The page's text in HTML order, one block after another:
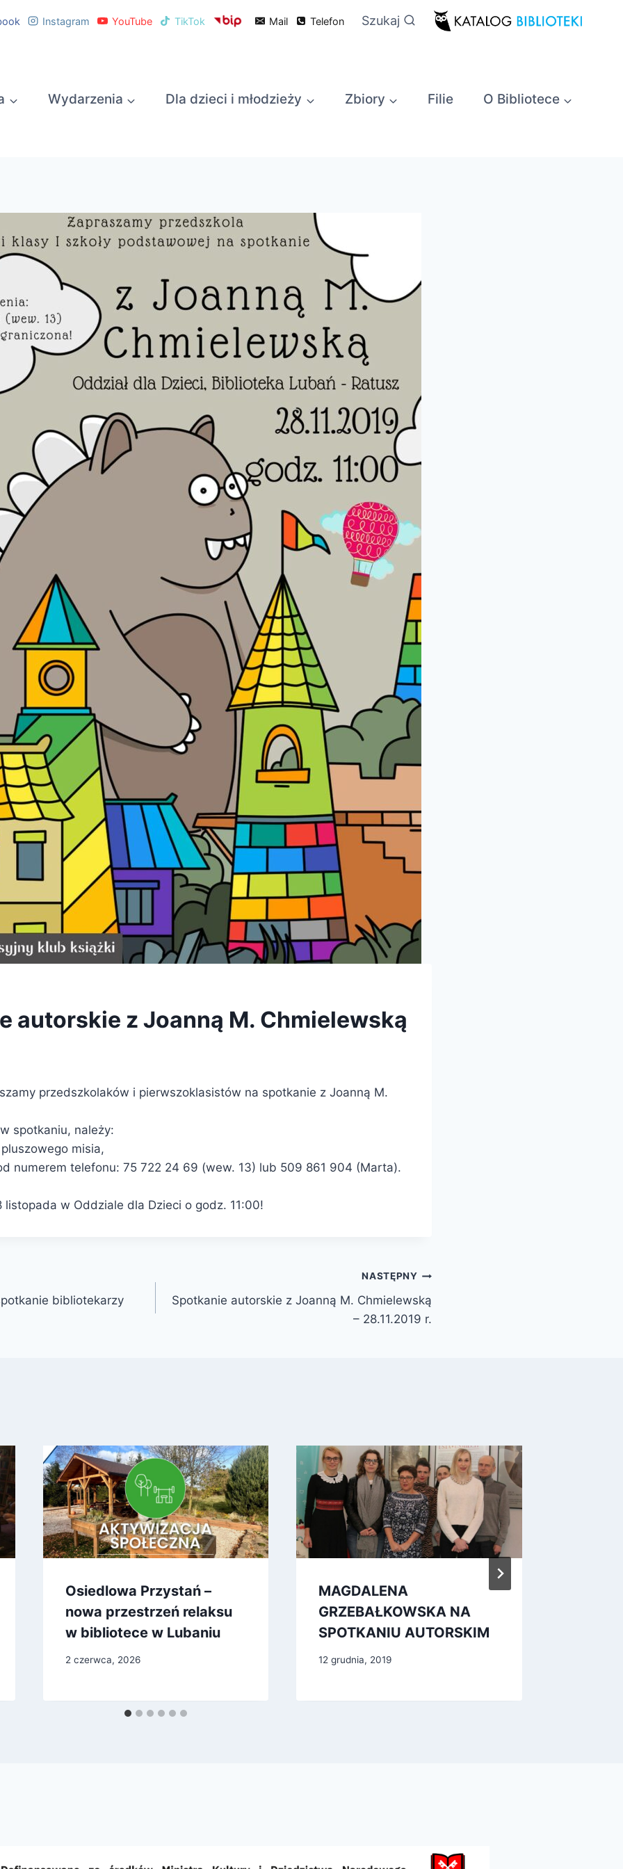
Instagram YouTube TikTok Mail Telefon Szukaj
Wydarzenia Dla dzieci i młodzieży Zbiory Filie O Bibliotece
autorskie z Joanną M. Chmielewską
przedszkolaków i pierwszoklasistów na spotkanie z Joanną M.
spotkaniu, należy:
misia,
numerem telefonu: 75 722 24 69 (wew. 13) lub 509 861 904 (Marta).
listopada w Oddziale dla Dzieci o godz. 11:00!
bibliotekarzy
NASTĘPNY
Spotkanie autorskie z Joanną M. Chmielewską
– 28.11.2019 r.
Osiedlowa Przystań –
nowa przestrzeń relaksu
w bibliotece w Lubaniu
2 czerwca, 2026
MAGDALENA
GRZEBAŁKOWSKA NA
SPOTKANIU AUTORSKIM
12 grudnia, 2019